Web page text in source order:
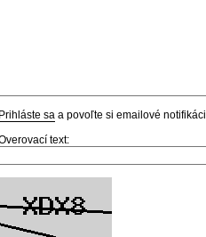
Prihláste sa a povoľte si emailové
text: